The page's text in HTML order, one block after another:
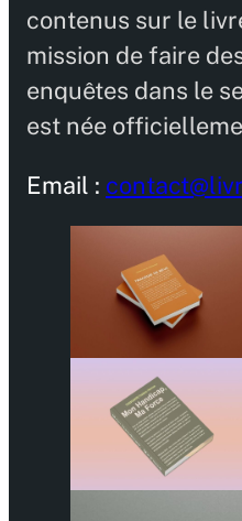
contenus sur le
mission de faire
enquêtes dans le
est née
Email :